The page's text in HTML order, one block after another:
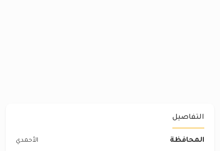
التفاصيل
المحافظة الأحمدي